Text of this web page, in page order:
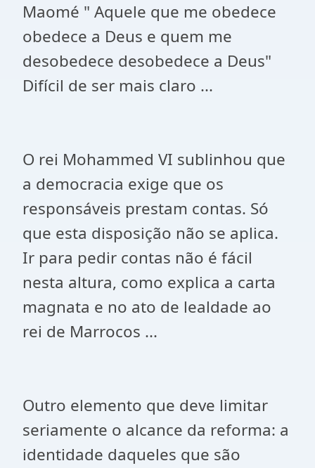
Maomé " Aquele que me obedece
obedece a Deus e quem me
desobedece desobedece a Deus"
Difícil de ser mais claro ...
O rei Mohammed VI sublinhou que
a democracia exige que os
responsáveis ​​prestam contas. Só
que esta disposição não se aplica.
Ir para pedir contas não é fácil
nesta altura, como explica a carta
magnata e no ato de lealdade ao
rei de Marrocos ...
Outro elemento que deve limitar
seriamente o alcance da reforma: a
identidade daqueles que são